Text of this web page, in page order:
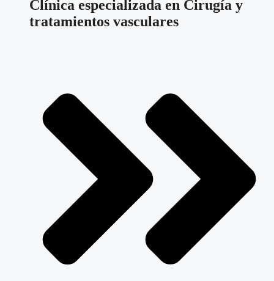
Clínica especializada en Cirugía y
tratamientos vasculares